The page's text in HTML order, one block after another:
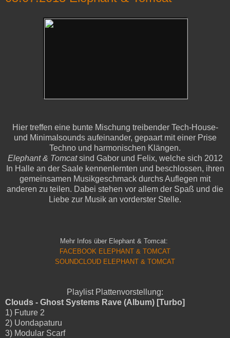
Hier treffen eine bunte Mischung treibender Tech-House-
und Minimalsounds aufeinander, gepaart mit einer Prise
Techno und harmonischen Klängen.
Elephant & Tomcatsind Gabor und Felix, welche sich 2012
In Halle an der Saale kennenlernten und beschlossen, ihren
gemeinsamen Musikgeschmack durchs Auflegen mit
anderen zu teilen. Dabei stehen vor allem der Spaß und die
Liebe zur Musik an vorderster Stelle.
Mehr Infos über Elephant & Tomcat:
FACEBOOK ELEPHANT & TOMCAT
SOUNDCLOUD ELEPHANT & TOMCAT
Playlist Plattenvorstellung:
Clouds - Ghost Systems Rave (Album) [Turbo]
1) Future 2
2) Uondapaturu
3) Modular Scarf